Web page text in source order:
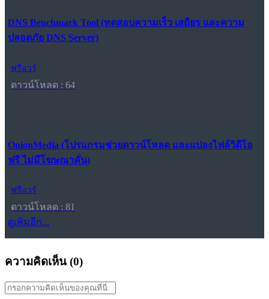
DNS Benchmark Tool (ทดสอบความเร็ว เสถียร และความ
ปลอดภัย DNS Server)
ฟรีแวร์
ดาวน์โหลด : 64
OnionMedia (โปรแกรมช่วยดาวน์โหลด และแปลงไฟล์วิดีโอ
ฟรี ไม่มีโฆษณาคั่น)
ฟรีแวร์
ดาวน์โหลด : 81
ดูเพิ่มอีก...
ความคิดเห็น (0)